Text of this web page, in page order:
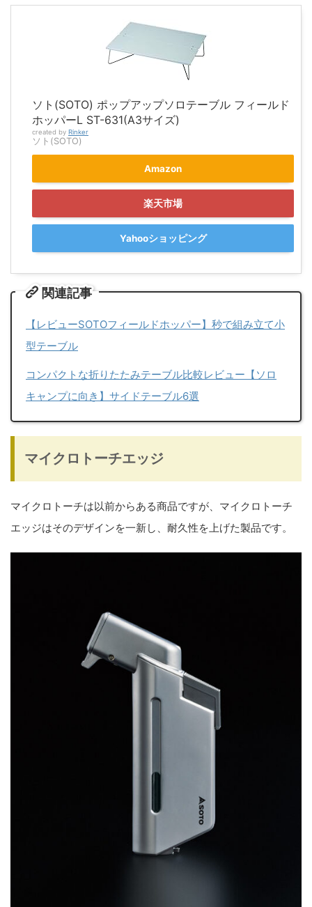
ソト(SOTO) ポップアップソロテーブル フィールド
ホッパーL ST-631(A3サイズ)
created by Rinker
ソト(SOTO)
Amazon
楽天市場
Yahooショッピング
関連記事
【レビューSOTOフィールドホッパー】秒で組み立て小
型テーブル
コンパクトな折りたたみテーブル比較レビュー【ソロ
キャンプに向き】サイドテーブル6選
マイクロトーチエッジ
マイクロトーチは以前からある商品ですが、マイクロトーチ
エッジはそのデザインを一新し、耐久性を上げた製品です。